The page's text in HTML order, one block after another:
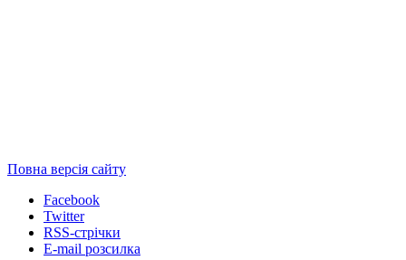
Повна версія сайту
Facebook
Twitter
RSS-стрічки
E-mail розсилка